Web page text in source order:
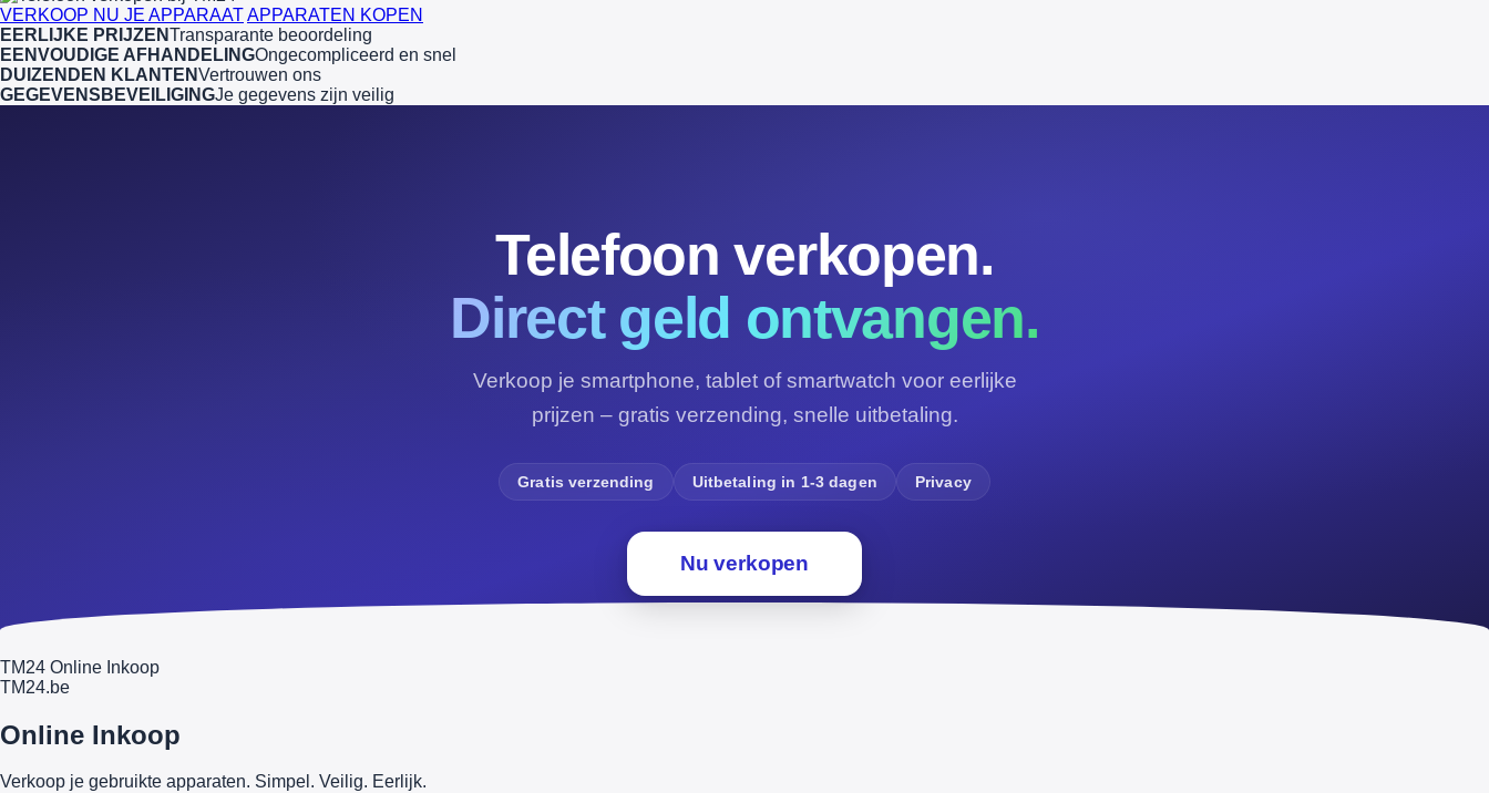
VERKOOP NU JE APPARAATAPPARATEN KOPEN
EERLIJKE PRIJZENTransparante beoordeling
EENVOUDIGE AFHANDELINGOngecompliceerd en snel
DUIZENDEN KLANTENVertrouwen ons
GEGEVENSBEVEILIGINGJe gegevens zijn veilig
Telefoon verkopen.
Direct geld ontvangen.
Verkoop je smartphone, tablet of smartwatch voor eerlijke
prijzen – gratis verzending, snelle uitbetaling.
Gratis verzending Uitbetaling in 1-3 dagen Privacy
Nu verkopen
TM24 Online Inkoop
TM24.be
Online Inkoop
Verkoop je gebruikte apparaten. Simpel. Veilig. Eerlijk.